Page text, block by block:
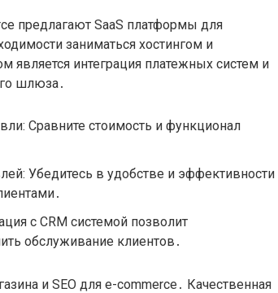
предлагают SaaS платформы для
заниматься хостингом и
интеграция платежных систем и
шлюза․
Сравните стоимость и функционал
Убедитесь в удобстве и эффективности
с CRM системой позволит
обслуживание клиентов․
и SEO для e-commerce․ Качественная